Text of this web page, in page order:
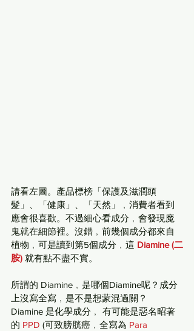
請看左圖。產品標榜「保護及滋潤頭
髮」、「健康」、「天然」﹐消費者看到
應會很喜歡。不過細心看成分﹐會發現魔
鬼就在細節裡。沒錯﹐前幾個成分都來自
植物﹐可是讀到第5個成分﹐這 Diamine (二
胺) 就有點不盡不實。
所謂的 Diamine﹐是哪個Diamine呢？成分
上沒寫全寫﹐是不是想蒙混過關？
Diamine 是化學成分﹐ 有可能是惡名昭著
的 PPD (可致膀胱癌﹐全寫為 Para